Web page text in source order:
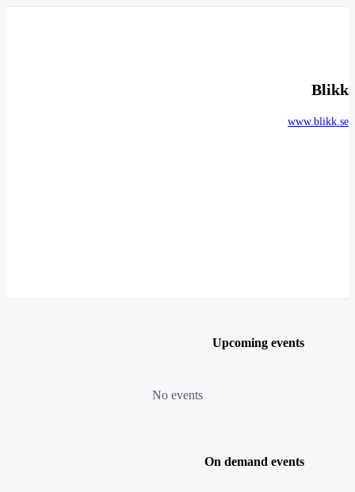
Blikk
www.blikk.se
Upcoming events
No events
On demand events